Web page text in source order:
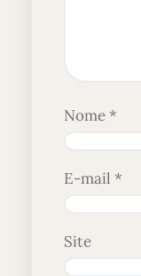
Nome*
E-mail *
Site